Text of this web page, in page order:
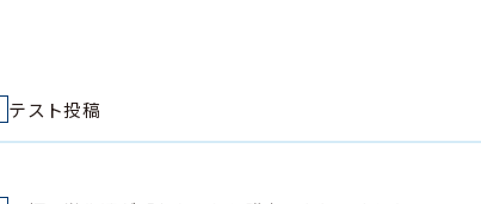
テスト投稿